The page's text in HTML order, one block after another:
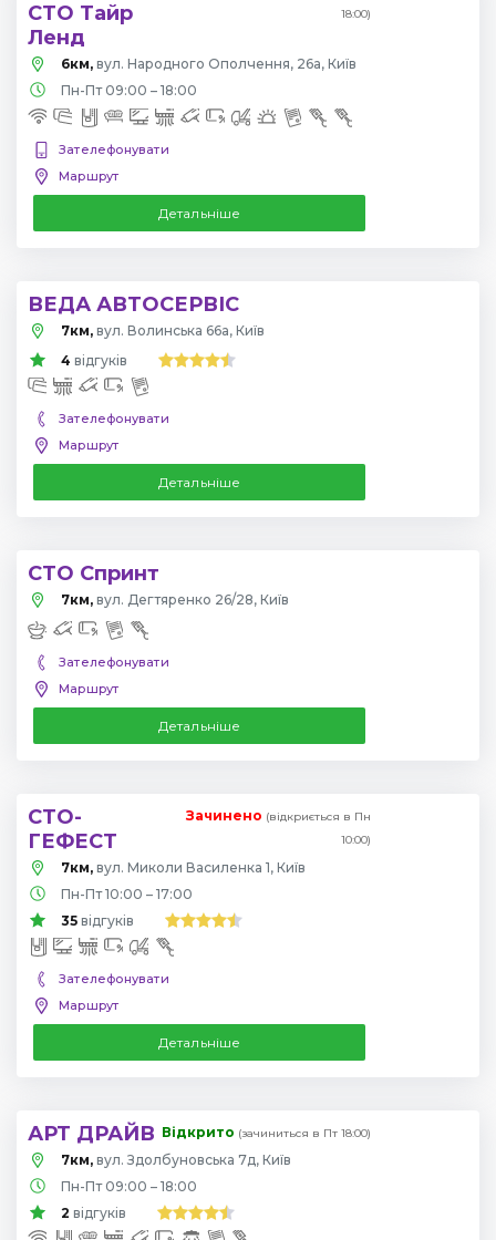
СТО Тайр
Ленд
18:00)
6км, вул. Народного Ополчення, 26а, Київ
Пн-Пт 09:00 – 18:00
Зателефонувати
Маршрут
Детальніше
ВЕДА АВТОСЕРВІС
7км, вул. Волинська 66а, Київ
4 відгуків
Зателефонувати
Маршрут
Детальніше
СТО Спринт
7км, вул. Дегтяренко 26/28, Київ
Зателефонувати
Маршрут
Детальніше
СТО-
ГЕФЕСТ
Зачинено (відкриється в Пн
10:00)
7км, вул. Миколи Василенка 1, Київ
Пн-Пт 10:00 – 17:00
35 відгуків
Зателефонувати
Маршрут
Детальніше
АРТ ДРАЙВ Відкрито (зачиниться в Пт 18:00)
7км, вул. Здолбуновська 7д, Київ
Пн-Пт 09:00 – 18:00
2 відгуків